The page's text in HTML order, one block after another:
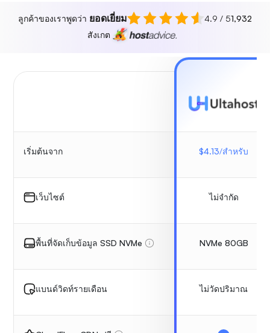
ลูกค้าของเราพูดว่า ยอดเยี่ยม 4.9 / 51,932
สังเกต
เริ่มต้นจาก
เว็บไซต์
พื้นที่จัดเก็บข้อมูล SSD NVMe
แบนด์วิดท์รายเดือน
$4.13/สำหรับ
ไม่จำกัด
NVMe 80GB
ไม่วัดปริมาณ